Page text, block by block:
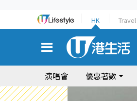
HK Travel
演唱會 優惠著數